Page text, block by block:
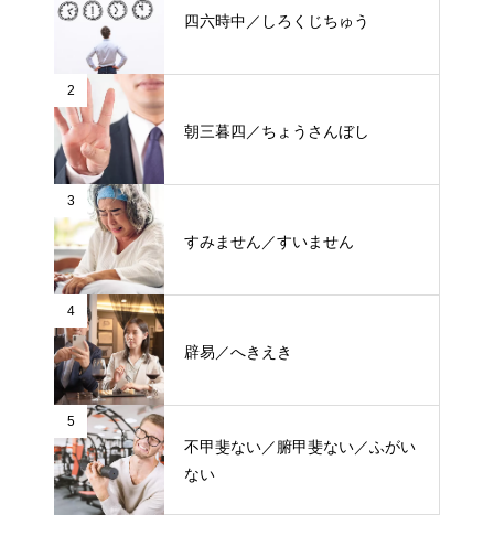
四六時中／しろくじちゅう
2
朝三暮四／ちょうさんぼし
3
すみません／すいません
4
辟易／へきえき
5
不甲斐ない／腑甲斐ない／ふがい
ない